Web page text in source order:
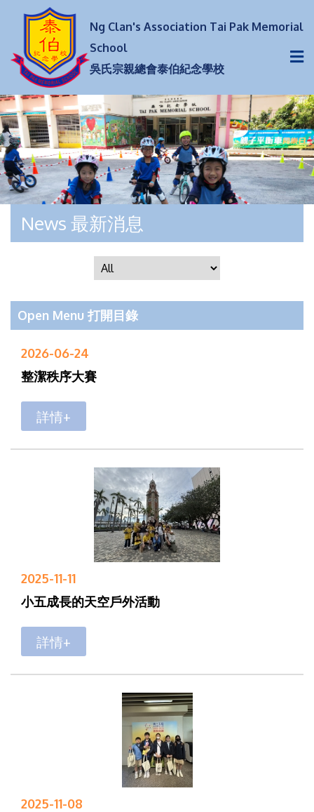
Ng Clan's Association Tai Pak Memorial
School
吳氏宗親總會泰伯紀念學校
News 最新消息
Open Menu 打開目錄
2026-06-24
整潔秩序大賽
詳情+
2025-11-11
小五成長的天空戶外活動
詳情+
2025-11-08